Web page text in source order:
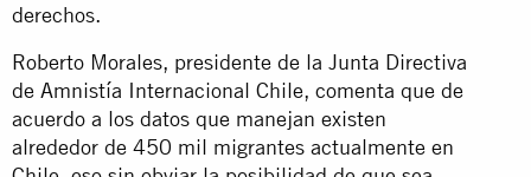
derechos.
Roberto Morales, presidente de la Junta Directiva
de Amnistía Internacional Chile, comenta que de
acuerdo a los datos que manejan existen
alrededor de 450 mil migrantes actualmente en